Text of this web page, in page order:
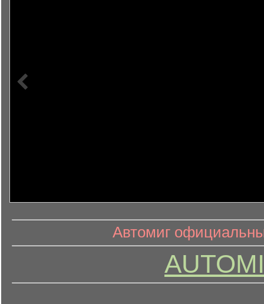
информационный контент
Автомиг